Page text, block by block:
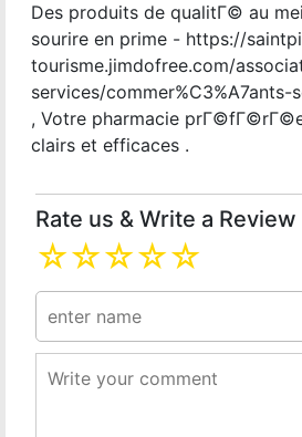
Des produits de qualitГ© au
sourire en prime - https://
tourisme.jimdofree.com/
services/
, Votre pharmacie
clairs et efficaces .
Rate us & Write a Review
☆
☆
☆
☆
☆